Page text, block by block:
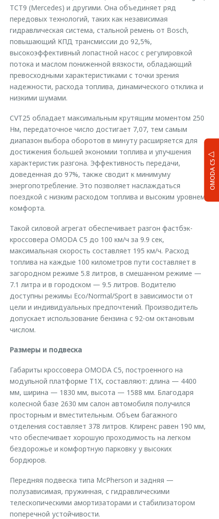
OMODA C5
TCT9 (Mercedes) и другими. Она объединяет ряд
передовых технологий, таких как независимая
гидравлическая система, стальной ремень от Bosch,
повышающий КПД трансмиссии до 92,5%,
высокоэффективный лопастной насос с регулировкой
потока и маслом пониженной вязкости, обладающий
превосходными характеристиками с точки зрения
надежности, расхода топлива, динамического отклика и
низкими шумами.
CVT25 обладает максимальным крутящим моментом 250
Нм, передаточное число достигает 7,07, тем самым
диапазон выбора оборотов в минуту расширяется для
достижения большей экономии топлива и улучшения
характеристик разгона. Эффективность передачи,
доведенная до 97%, также сводит к минимуму
энергопотребление. Это позволяет наслаждаться
поездкой с низким расходом топлива и высоким уровнем
комфорта.
Такой силовой агрегат обеспечивает разгон фастбэк-
кроссовера OMODA C5 до 100 км/ч за 9.9 сек,
максимальная скорость составляет 195 км/ч. Расход
топлива на каждые 100 километров пути составляет в
загородном режиме 5.8 литров, в смешанном режиме —
7.1 литра и в городском — 9.5 литров. Водителю
доступны режимы Eco/Normal/Sport в зависимости от
цели и индивидуальных предпочтений. Производитель
допускает использование бензина с 92-ом октановым
числом.
Размеры и подвеска
Габариты кроссовера OMODA C5, построенного на
модульной платформе T1X, составляют: длина — 4400
мм, ширина — 1830 мм, высота — 1588 мм. Благодаря
колесной базе 2630 мм салон автомобиля получился
просторным и вместительным. Объем багажного
отделения составляет 378 литров. Клиренс равен 190 мм,
что обеспечивает хорошую проходимость на легком
бездорожье и комфортную парковку у высоких
бордюров.
Передняя подвеска типа McPherson и задняя —
полузависимая, пружинная, с гидравлическими
телескопическими амортизаторами и стабилизатором
поперечной устойчивости.